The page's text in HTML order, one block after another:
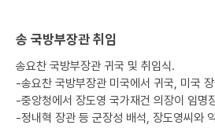
송 국방부장관 취임
송요찬 국방부장관 귀국 및 취임식.
-송요찬 국방부장관 미국에서 귀국, 미국
-중앙청에서 장도영 국가재건 의장이 임명
-정내혁 장관 등 군장성 배석, 장도영씨와